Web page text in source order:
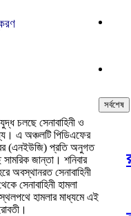
চলছে সেনাবাহিনী ও
এ অঞ্চলটি পিডিএফের
(এনইউজি) প্রতি অনুগত
সামরিক জান্তা। শনিবার
অবস্থানরত সেনাবাহিনী
সেনাবাহিনী হামলা
হামলার মাধ্যমে এই
সর্বশেষ